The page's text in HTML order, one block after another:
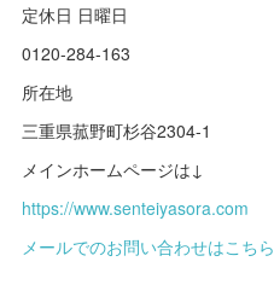
定休日 日曜日
0120-284-163
所在地
三重県菰野町杉谷2304-1
メインホームページは↓
https://www.senteiyasora.com
メールでのお問い合わせはこちら